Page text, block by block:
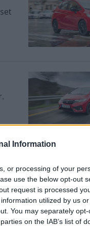
Information
or processing of your
use the below opt-out
request is processed
utilized by us
You may separately
on the IAB’s list of